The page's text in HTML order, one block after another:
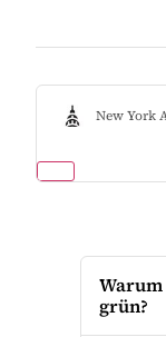
New York
grün?